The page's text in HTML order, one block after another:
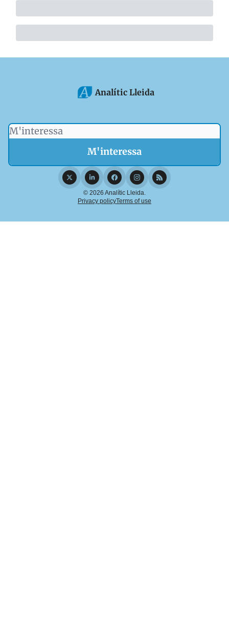
Analític Lleida
© 2026 Analític Lleida.
Privacy policyTerms of use